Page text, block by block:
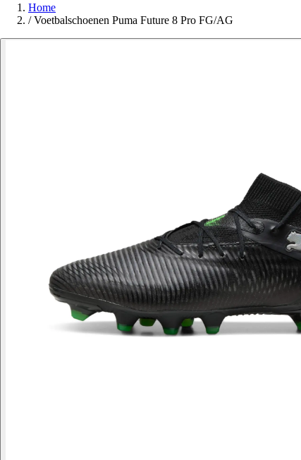
Home
/ Voetbalschoenen Puma Future 8 Pro FG/AG